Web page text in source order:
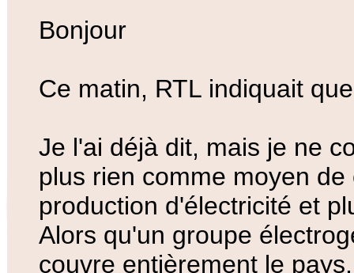
Bonjour
Ce matin, RTL indiquait
Je l'ai déjà dit, mais je ne
plus rien comme moyen
production d'électricité et
Alors qu'un groupe
couvre entièrement le